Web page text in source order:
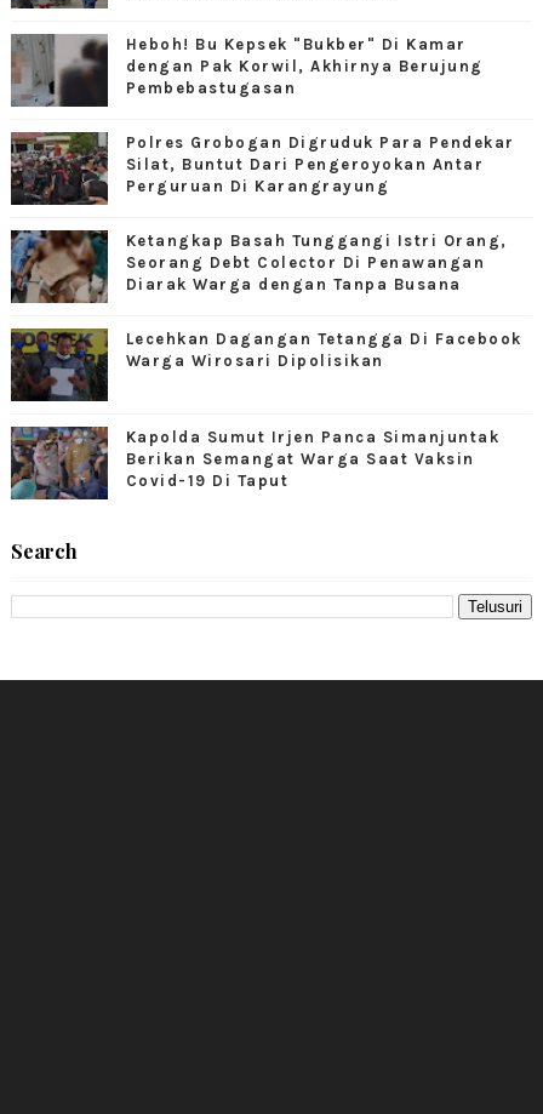
Heboh! Bu Kepsek "Bukber" Di Kamar
dengan Pak Korwil, Akhirnya Berujung
Pembebastugasan
Polres Grobogan Digruduk Para Pendekar
Silat, Buntut Dari Pengeroyokan Antar
Perguruan Di Karangrayung
Ketangkap Basah Tunggangi Istri Orang,
Seorang Debt Colector Di Penawangan
Diarak Warga dengan Tanpa Busana
Lecehkan Dagangan Tetangga Di Facebook
Warga Wirosari Dipolisikan
Kapolda Sumut Irjen Panca Simanjuntak
Berikan Semangat Warga Saat Vaksin
Covid-19 Di Taput
Search